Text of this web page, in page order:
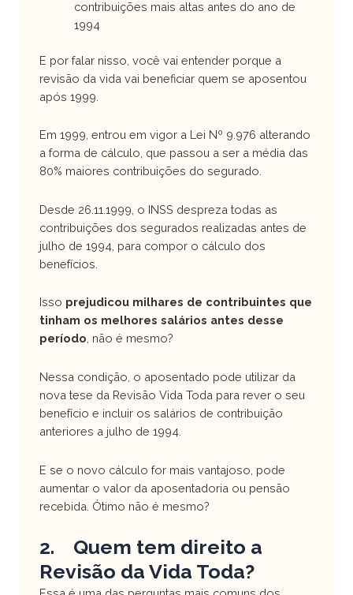
contribuições mais altas antes do ano de
1994
E por falar nisso, você vai entender porque a
revisão da vida vai beneficiar quem se aposentou
após 1999.
Em 1999, entrou em vigor a Lei Nº 9.976 alterando
a forma de cálculo, que passou a ser a média das
80% maiores contribuições do segurado.
Desde 26.11.1999, o INSS despreza todas as
contribuições dos segurados realizadas antes de
julho de 1994, para compor o cálculo dos
benefícios.
Isso prejudicou milhares de contribuintes que
tinham os melhores salários antes desse
período, não é mesmo?
Nessa condição, o aposentado pode utilizar da
nova tese da Revisão Vida Toda para rever o seu
benefício e incluir os salários de contribuição
anteriores a julho de 1994.
E se o novo cálculo for mais vantajoso, pode
aumentar o valor da aposentadoria ou pensão
recebida. Ótimo não é mesmo?
2. Quem tem direito a
Revisão da Vida Toda?